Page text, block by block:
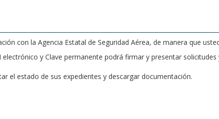
con la Agencia Estatal de Seguridad Aérea, de manera que
y Clave permanente podrá firmar y presentar solicitudes
el estado de sus expedientes y descargar documentación.